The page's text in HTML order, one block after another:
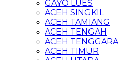
GAYO LUES
ACEH SINGKIL
ACEH TAMIANG
ACEH TENGAH
ACEH TENGGARA
ACEH TIMUR